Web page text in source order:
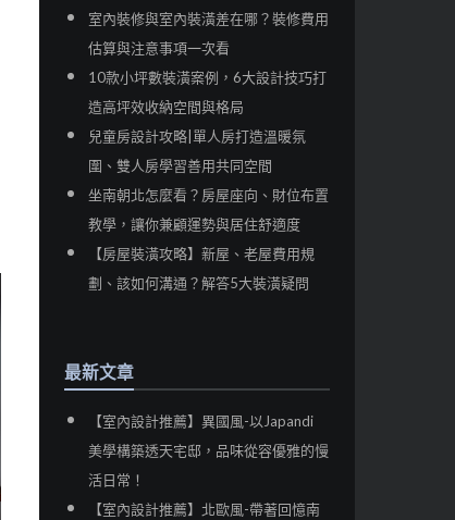
室內裝修與室內裝潢差在哪？裝修費用
估算與注意事項一次看
10款小坪數裝潢案例，6大設計技巧打
造高坪效收納空間與格局
兒童房設計攻略|單人房打造溫暖氛
圍、雙人房學習善用共同空間
坐南朝北怎麼看？房屋座向、財位布置
教學，讓你兼顧運勢與居住舒適度
【房屋裝潢攻略】新屋、老屋費用規
劃、該如何溝通？解答5大裝潢疑問
最新文章
【室內設計推薦】異國風-以Japandi
美學構築透天宅邸，品味從容優雅的慢
活日常！
【室內設計推薦】北歐風-帶著回憶南